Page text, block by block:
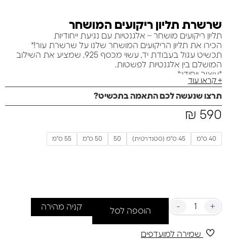
שרשרת תליון ריקועים המושחר
תליון ריקועים מושחר – אלגנטיות עם נגיעת ייחודיות
הכירו את תליון הריקועים המושחר שלנו על שרשרת עור!*
תכשיט עגול בעבודת יד, עשוי מכסף 925, שמציע את השילוב
המושלם בין אלגנטיות לפשטות.
*עיצוב ייחודי:*
העיצוב המושחר עם הריקועים המיוחדים יוצר מראה מרשים
שמושך תשומת לב. תליון זה מתהדר באומנות קפדנית, והוא
*מתאים לכל סגנון:*
יוצאים עם חברים, התליון הזה מוסיף נגיעה של סטייל לכל
הופעה. הוא משדר מת sophistication ומושך מחמאות מכל
+ קראו עוד
תרצו שנעשה לכם התאמה בתכשיט?
₪ 590
40 ס"מ 45 ס"מ (סטנדרטית) 50 50 ס"מ 55 ס"מ
- +
הוספה לסל קניה מהירה
שמירה למועדפים